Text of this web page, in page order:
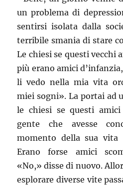
un problema di
sentirsi isolata dalla
terribile smania di stare
Le chiesi se questi vecchi
più erano amici
li vedo nella mia vita
miei sogni». La portai ad
le chiesi se questi
gente che avesse
momento della sua vita
Erano forse amici
«No,» disse di nuovo.
esplorare diverse vite